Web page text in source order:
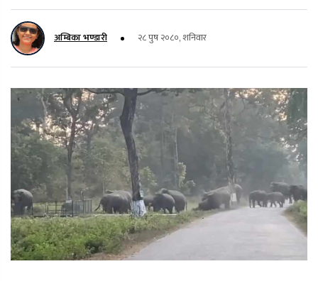
अम्बिका भण्डारी २८ पुष २०८०, शनिवार